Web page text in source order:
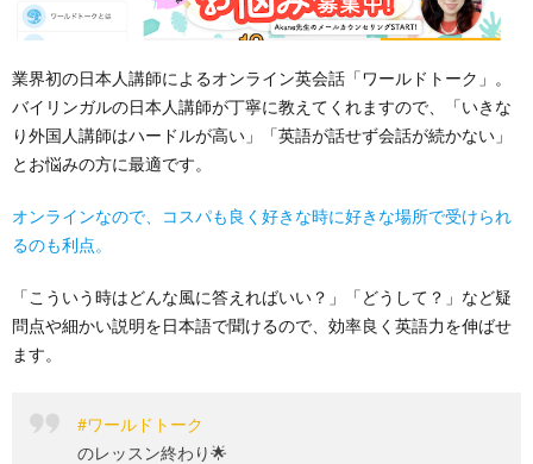
業界初の日本人講師によるオンライン英会話「ワールドトーク」。
バイリンガルの日本人講師が丁寧に教えてくれますので、「いきな
り外国人講師はハードルが高い」「英語が話せず会話が続かない」
とお悩みの方に最適です。
オンラインなので、コスパも良く好きな時に好きな場所で受けられ
るのも利点。
「こういう時はどんな風に答えればいい？」「どうして？」など疑
問点や細かい説明を日本語で聞けるので、効率良く英語力を伸ばせ
ます。
#ワールドトーク
のレッスン終わり🌟